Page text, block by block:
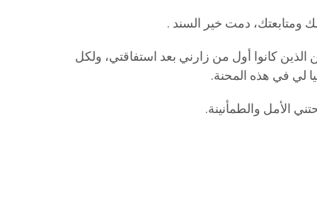
الذين كانوا أول من زارني بعد استفاقتي، ولكل
لي في هذه المحنة.
الأمل والطمأنينة.